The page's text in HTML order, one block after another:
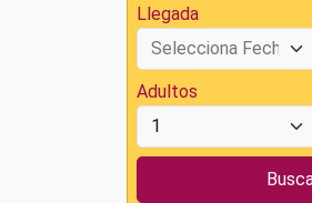
Llegada
Adultos